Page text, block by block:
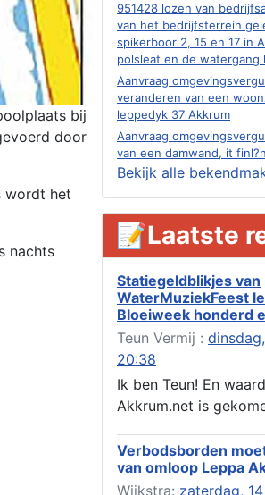
bij
door
wordt het
nachts
951428 lozen van
van het bedrijfsterrein
spikerboor 2, 15 en 17 in
polsleat en de watergang
Aanvraag
veranderen van een
leppedyk 37 Akkrum
Aanvraag
van een damwand, it
Akkrum
Verlening
gebruik openbare ruimte
Aanvraag
gebruik openbare ruimte
2026, sitadel voor nr 6 te
Verlenging beslistermijn
omgevingsvergunning,
Aanvraag
van een woning (voordeur
Aanvraag
wateractiviteit wf-
asfalt t.b.v. onderhoud
Bekijk alle
📝Laatste
Statiegeldblikjes van
WaterMuziekFeest
Bloeiweek honderd
Teun Vermij :
20:38
Ik ben Teun! En
Akkrum.net is
Verbodsborden
van omloop Leppa
Wijkstra: zaterdag,